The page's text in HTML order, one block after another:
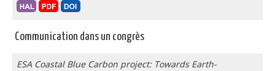
Communication dans un congrès
ESA Coastal Blue Carbon project: Towards Earth-